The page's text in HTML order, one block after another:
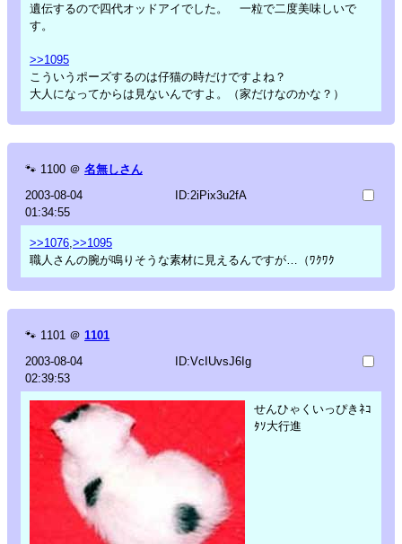
遺伝するので四代オッドアイでした。 一粒で二度美味しいで
す。
>>1095
こういうポーズするのは仔猫の時だけですよね？
大人になってからは見ないんですよ。（家だけなのかな？）
🐾 1100 ＠ 名無しさん
2003-08-04
01:34:55
ID:2iPix3u2fA
>>1076 >>1095
職人さんの腕が鳴りそうな素材に見えるんですが…（ﾜｸﾜｸ
🐾 1101 ＠ 1101
2003-08-04
02:39:53
ID:VcIUvsJ6Ig
せんひゃくいっぴきﾈｺ
ﾀｿ大行進